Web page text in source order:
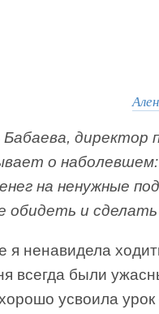
директор
о
на ненужные
обидеть и
я ненавидела
всегда были
усвоила